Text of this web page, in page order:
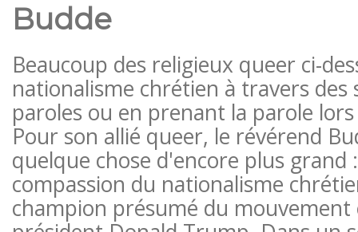
Budde
Beaucoup des religieux queer ci-
nationalisme chrétien à travers des
paroles ou en prenant la parole
Pour son allié queer, le révérend
quelque chose d'encore plus grand
compassion du nationalisme
champion présumé du mouvement